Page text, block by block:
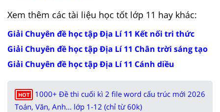
Xem thêm các tài liệu học tốt lớp 11 hay khác:
Giải Chuyên đề học tập Địa Lí 11 Kết nối tri thức
Giải Chuyên đề học tập Địa Lí 11 Chân trời sáng tạo
Giải Chuyên đề học tập Địa Lí 11 Cánh diều
HOT
1000+ Đề thi cuối kì 2 file word cấu trúc mới 2026
Toán, Văn, Anh... lớp 1-12 (chỉ từ 60k)